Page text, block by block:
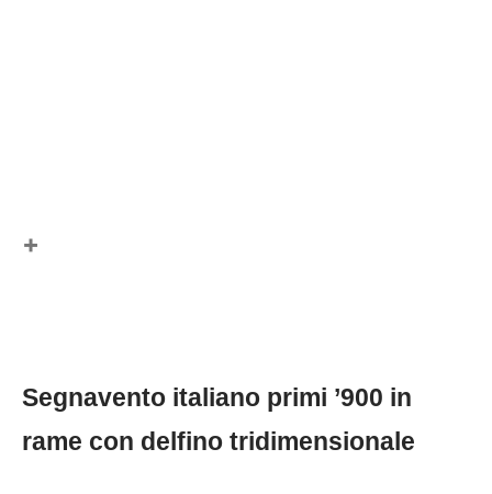
Segnavento italiano primi ’900 in
rame con delfino tridimensionale